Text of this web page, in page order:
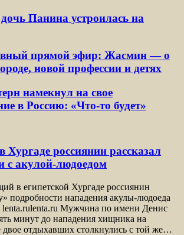
Панина устроилась на
прямой эфир: Жасмин — о
новой профессии и детях
намекнул на свое
в Россию: «Что-то будет»
россиянин рассказал
с акулой-людоедом
в египетской Хургаде россиянин
подробности нападения акулы-людоеда
lenta.rulenta.ru Мужчина по имени Денис
минут до нападения хищника на
отдыхавших столкнулись с той же…